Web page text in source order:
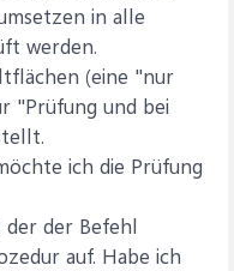
in alle
werden.
(eine "nur
"Prüfung und bei
ich die Prüfung
der der Befehl
auf. Habe ich